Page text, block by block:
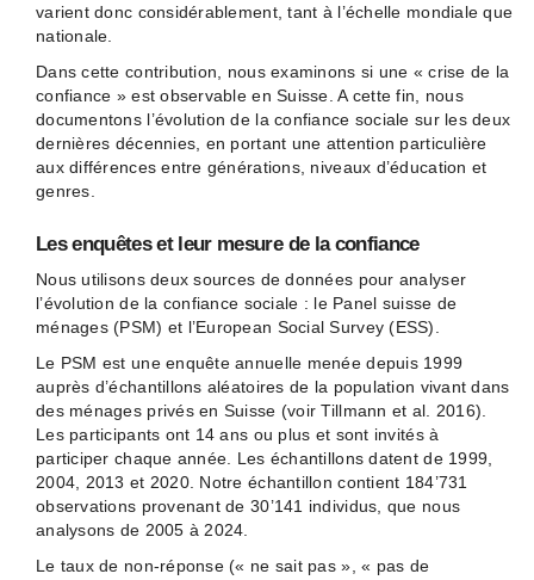
varient donc considérablement, tant à l’échelle mondiale que
nationale.
Dans cette contribution, nous examinons si une « crise de la
confiance » est observable en Suisse. A cette fin, nous
documentons l’évolution de la confiance sociale sur les deux
dernières décennies, en portant une attention particulière
aux différences entre générations, niveaux d’éducation et
genres.
Les enquêtes et leur mesure de la confiance
Nous utilisons deux sources de données pour analyser
l’évolution de la confiance sociale : le Panel suisse de
ménages (PSM) et l’European Social Survey (ESS).
Le PSM est une enquête annuelle menée depuis 1999
auprès d’échantillons aléatoires de la population vivant dans
des ménages privés en Suisse (voir Tillmann et al. 2016).
Les participants ont 14 ans ou plus et sont invités à
participer chaque année. Les échantillons datent de 1999,
2004, 2013 et 2020. Notre échantillon contient 184’731
observations provenant de 30’141 individus, que nous
analysons de 2005 à 2024.
Le taux de non-réponse (« ne sait pas », « pas de